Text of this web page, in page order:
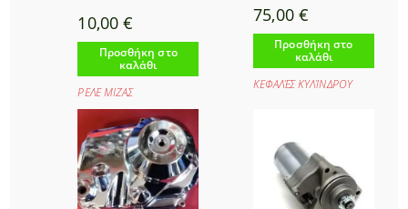
10,00€
Προσθήκη στο
καλάθι
ΡΕΛΕ ΜΙΖΑΣ
75,00 €
Προσθήκη στο
καλάθι
ΚΕΦΑΛΈΣ ΚΥΛΊΝΔΡΟΥ